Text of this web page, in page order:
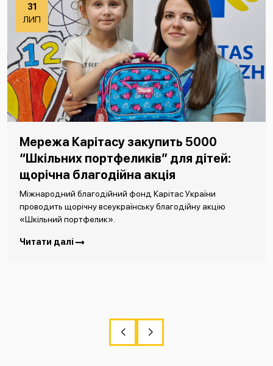
31
ЛИП
Мережа Карітасу закупить 5000
“Шкільних портфеликів” для дітей:
щорічна благодійна акція
Міжнародний благодійний фонд Карітас України
проводить щорічну всеукраїнську благодійну акцію
«Шкільний портфелик».
Читати далі